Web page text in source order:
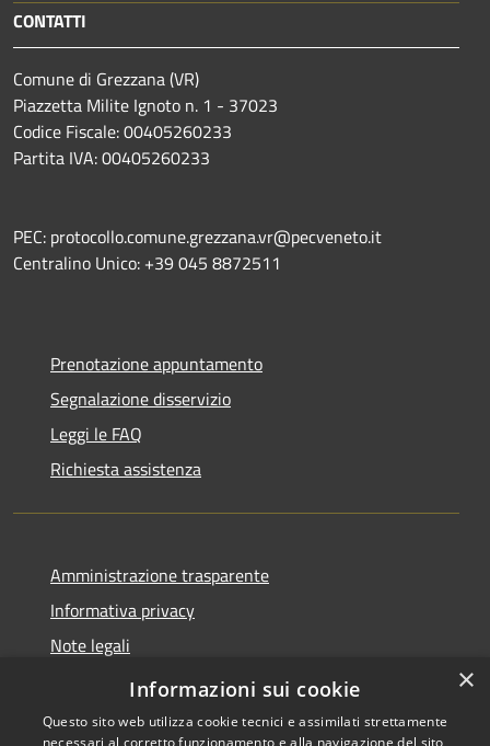
CONTATTI
Comune di Grezzana (VR)
Piazzetta Milite Ignoto n. 1 - 37023
Codice Fiscale: 00405260233
Partita IVA: 00405260233
PEC: protocollo.comune.grezzana.vr@pecveneto.it
Centralino Unico: +39 045 8872511
Prenotazione appuntamento
Segnalazione disservizio
Leggi le FAQ
Richiesta assistenza
Amministrazione trasparente
Informativa privacy
Note legali
Dichiarazione di accessibilità
×
Informazioni sui cookie
Questo sito web utilizza cookie tecnici e assimilati strettamente
necessari al corretto funzionamento e alla navigazione del sito,